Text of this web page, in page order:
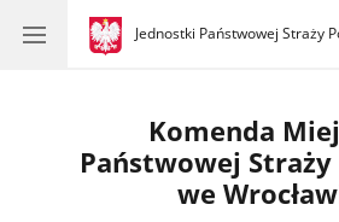
gov.pl
Jednostki Państwowej Straży
gov.pl
Jednostki
Komenda
Państwowej Straży
we